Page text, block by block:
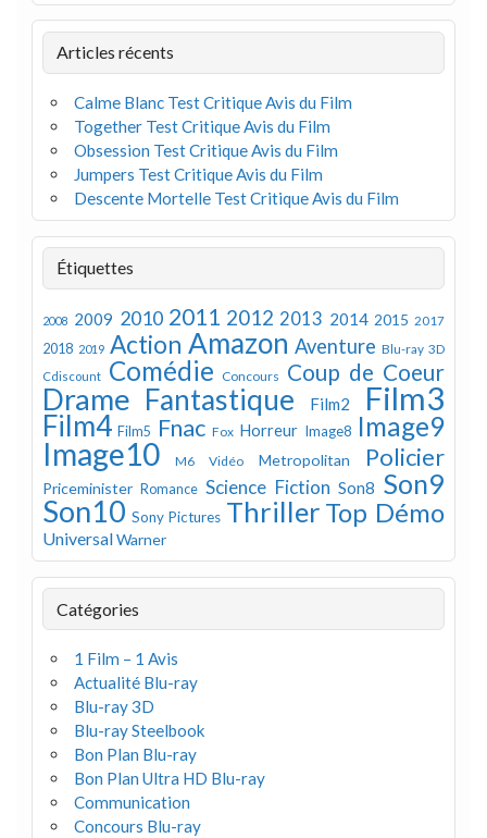
Articles récents
Calme Blanc Test Critique Avis du Film
Together Test Critique Avis du Film
Obsession Test Critique Avis du Film
Jumpers Test Critique Avis du Film
Descente Mortelle Test Critique Avis du Film
Étiquettes
2008 2009 2010 2011 2012 2013 2014 2015 2017
2018 2019 Action Amazon Aventure Blu-ray 3D
Cdiscount Comédie Concours Coup de Coeur
Drame Fantastique Film2 Film3
Film4 Film5 Fnac Fox Horreur Image8 Image9
Image10 M6 Vidéo Metropolitan Policier
Priceminister Romance Science Fiction Son8 Son9
Son10 Sony Pictures Thriller Top Démo
UniversalWarner
Catégories
1 Film – 1 Avis
Actualité Blu-ray
Blu-ray 3D
Blu-ray Steelbook
Bon Plan Blu-ray
Bon Plan Ultra HD Blu-ray
Communication
Concours Blu-ray